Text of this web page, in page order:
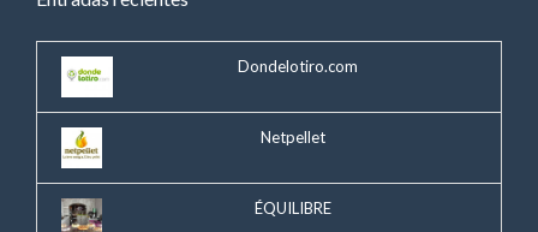
Dondelotiro.com
Netpellet
ÉQUILIBRE